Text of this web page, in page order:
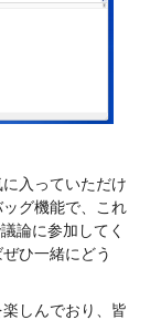
入っていただけ
グ機能で、これ
論に参加してく
ひ一緒にどう
しんでおり、皆